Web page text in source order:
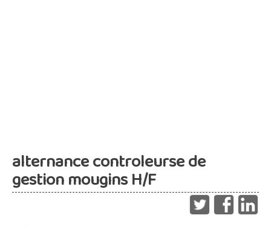
alternance controleurse de
gestion mougins H/F